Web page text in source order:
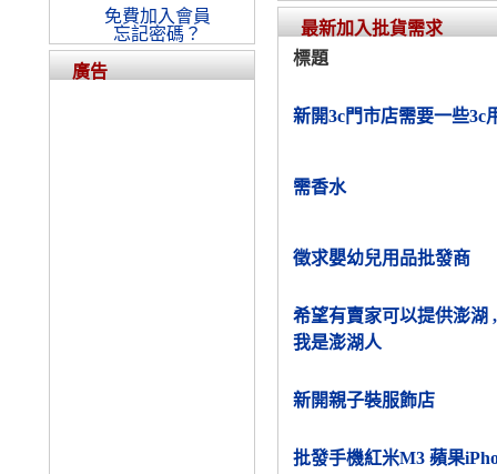
最新加入批貨需求
標題
新開3c門市店需要一些3c
需香水
徵求嬰幼兒用品批發商
希望有賣家可以提供澎湖
我是澎湖人
新開親子裝服飾店
批發手機紅米M3 蘋果
免費加入會員
忘記密碼？
廣告